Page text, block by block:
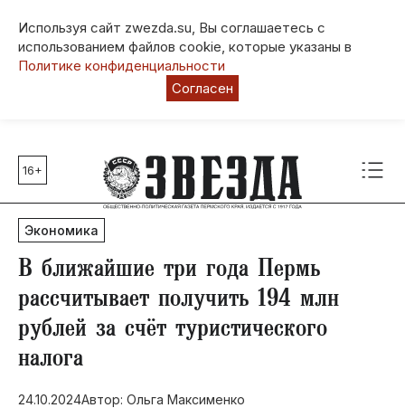
Используя сайт zwezda.su, Вы соглашаетесь с
использованием файлов cookie, которые указаны в
Политике конфиденциальности
Согласен
Главные темы
80 лет Победы
Молодежная столица РФ
СВО
Социальная поддержка
Инфраструктура
Благоустройство
16+
Экономика
В ближайшие три года Пермь
рассчитывает получить 194 млн
рублей за счёт туристического
налога
24.10.2024Автор: Ольга Максименко